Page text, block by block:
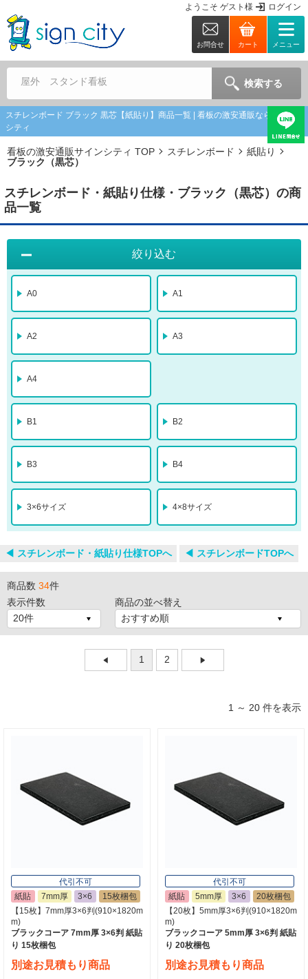
ようこそ ゲスト 様 ログイン
お問合せ カート メニュー
屋外 スタンド看板 検索する
スチレンボード ブラック 黒芯【紙貼り】商品一覧 | 看板の激安通販ならサイン
シティ
看板の激安通販サインシティ TOP スチレンボード
紙貼り
ブラック（黒芯）
スチレンボード・紙貼り仕様・ブラック（黒芯）の商
品一覧
絞り込む
A0 A1
A2 A3
A4
B1 B2
B3 B4
3×6サイズ 4×8サイズ
◀︎ スチレンボード・紙貼り仕様TOPへ ◀︎ スチレンボードTOPへ
商品数 34件
表示件数
商品の並べ替え
1 2
1 ～ 20 件を表示
代引不可
紙貼
7mm厚 3×6
15枚梱包
【15枚】7mm厚3×6判(910×1820m
m)
ブラックコーア 7mm厚 3×6判 紙貼
り 15枚梱包
別途お見積もり商品
代引不可
紙貼
5mm厚 3×6
20枚梱包
【20枚】5mm厚3×6判(910×1820m
m)
ブラックコーア 5mm厚 3×6判 紙貼
り 20枚梱包
別途お見積もり商品